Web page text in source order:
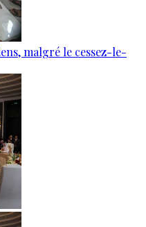
malgré le cessez-le-